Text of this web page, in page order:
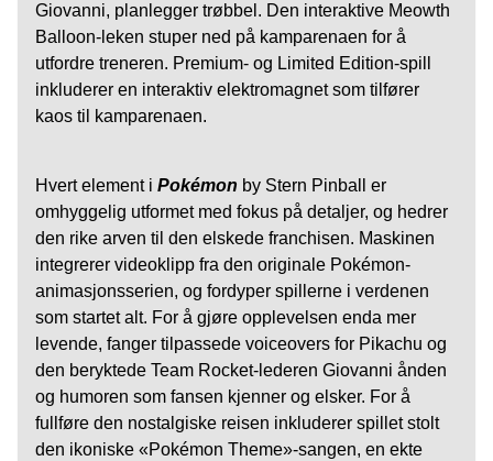
Giovanni, planlegger trøbbel. Den interaktive Meowth
Balloon-leken stuper ned på kamparenaen for å
utfordre treneren. Premium- og Limited Edition-spill
inkluderer en interaktiv elektromagnet som tilfører
kaos til kamparenaen.
Hvert element i Pokémon by Stern Pinball er
omhyggelig utformet med fokus på detaljer, og hedrer
den rike arven til den elskede franchisen. Maskinen
integrerer videoklipp fra den originale Pokémon-
animasjonsserien, og fordyper spillerne i verdenen
som startet alt. For å gjøre opplevelsen enda mer
levende, fanger tilpassede voiceovers for Pikachu og
den beryktede Team Rocket-lederen Giovanni ånden
og humoren som fansen kjenner og elsker. For å
fullføre den nostalgiske reisen inkluderer spillet stolt
den ikoniske «Pokémon Theme»-sangen, en ekte